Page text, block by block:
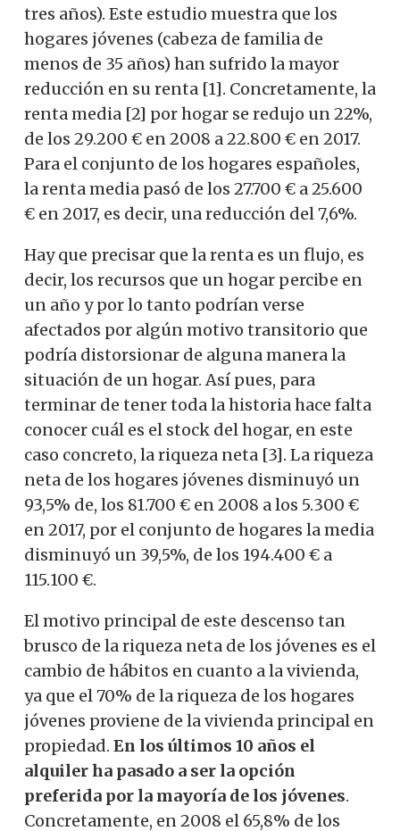
tres años). Este estudio muestra que los
hogares jóvenes (cabeza de familia de
menos de 35 años) han sufrido la mayor
reducción en su renta [1]. Concretamente, la
renta media [2] por hogar se redujo un 22%,
de los 29.200 € en 2008 a 22.800 € en 2017.
Para el conjunto de los hogares españoles,
la renta media pasó de los 27.700 € a 25.600
€ en 2017, es decir, una reducción del 7,6%.
Hay que precisar que la renta es un flujo, es
decir, los recursos que un hogar percibe en
un año y por lo tanto podrían verse
afectados por algún motivo transitorio que
podría distorsionar de alguna manera la
situación de un hogar. Así pues, para
terminar de tener toda la historia hace falta
conocer cuál es el stock del hogar, en este
caso concreto, la riqueza neta [3]. La riqueza
neta de los hogares jóvenes disminuyó un
93,5% de, los 81.700 € en 2008 a los 5.300 €
en 2017, por el conjunto de hogares la media
disminuyó un 39,5%, de los 194.400 € a
115.100 €.
El motivo principal de este descenso tan
brusco de la riqueza neta de los jóvenes es el
cambio de hábitos en cuanto a la vivienda,
ya que el 70% de la riqueza de los hogares
jóvenes proviene de la vivienda principal en
propiedad. En los últimos 10 años el
alquiler ha pasado a ser la opción
preferida por la mayoría de los jóvenes.
Concretamente, en 2008 el 65,8% de los